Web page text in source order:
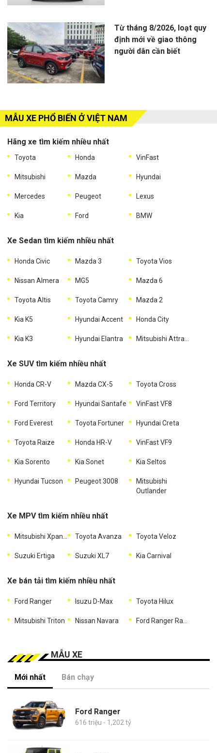
Từ tháng 8/2026, loạt quy
định mới về giao thông
người dân cần biết
MẪU XE PHỔ BIẾN Ở VIỆT NAM
Hãng xe tìm kiếm nhiều nhất
Toyota Honda VinFast
Mitsubishi Mazda Hyundai
Mercedes Peugeot Lexus
Kia Ford BMW
Xe Sedan tìm kiếm nhiều nhất
Honda Civic Mazda 3 Toyota Vios
Nissan Almera MG5 Mazda 6
Toyota Altis Toyota Camry Mazda 2
Kia K5 Hyundai Accent Honda City
Kia K3 Hyundai Elantra
Xe SUV tìm kiếm nhiều nhất
Honda CR-V Mazda CX-5 Toyota Cross
Ford Territory Hyundai Santafe VinFast VF8
Ford Everest Toyota Fortuner Hyundai Creta
Toyota Raize Honda HR-V VinFast VF9
Kia Sorento Kia Sonet Kia Seltos
Hyundai Tucson Peugeot 3008
Mitsubishi
Outlander
Xe MPV tìm kiếm nhiều nhất
Toyota Avanza Toyota Veloz
Suzuki Ertiga Suzuki XL7 Kia Carnival
Xe bán tải tìm kiếm nhiều nhất
Ford Ranger Isuzu D-Max Toyota Hilux
Mitsubishi Triton Nissan Navara
MẪU XE
Mới nhất Bán chạy
Ford Ranger
616 triệu - 1,202 tỷ